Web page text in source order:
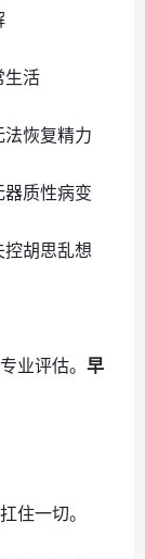
生活
恢复精力
质性病变
胡思乱想
业评估。 早
住一切。